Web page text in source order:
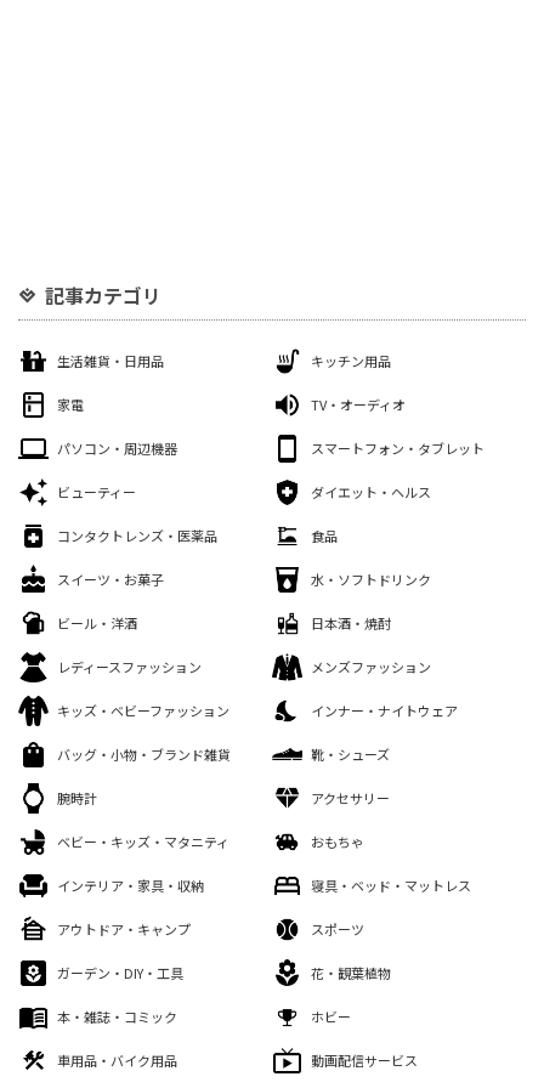
記事カテゴリ
生活雑貨・日用品 キッチン用品
家電 TV・オーディオ
パソコン・周辺機器 スマートフォン・タブレット
ビューティー ダイエット・ヘルス
コンタクトレンズ・医薬品 食品
スイーツ・お菓子 水・ソフトドリンク
ビール・洋酒 日本酒・焼酎
レディースファッション メンズファッション
キッズ・ベビーファッション インナー・ナイトウェア
バッグ・小物・ブランド雑貨 靴・シューズ
腕時計 アクセサリー
ベビー・キッズ・マタニティ おもちゃ
インテリア・家具・収納 寝具・ベッド・マットレス
アウトドア・キャンプ スポーツ
ガーデン・DIY・工具 花・観葉植物
本・雑誌・コミック ホビー
車用品・バイク用品 動画配信サービス